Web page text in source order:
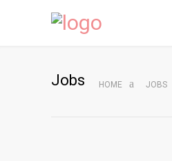
Jobs HOME JOBS